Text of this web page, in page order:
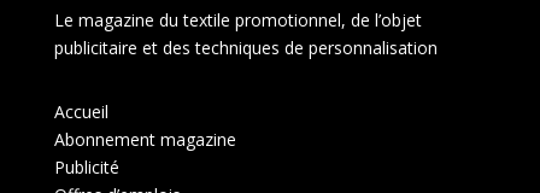
Le magazine du textile promotionnel, de l’objet
publicitaire et des techniques de personnalisation
Accueil
Abonnement magazine
Publicité